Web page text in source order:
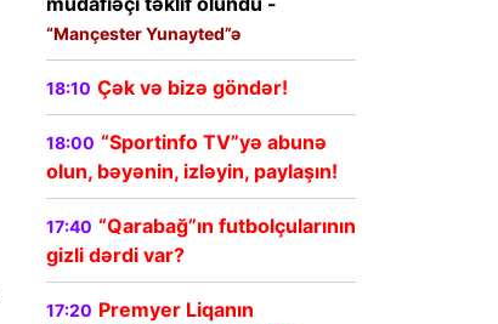
“Mançester Yunayted”ə
18:10 Çək və bizə göndər!
18:00 “Sportinfo TV”yə abunə
olun, bəyənin, izləyin, paylaşın!
17:40 “Qarabağ”ın futbolçularının
gizli dərdi var?
17:20 Premyer Liqanın